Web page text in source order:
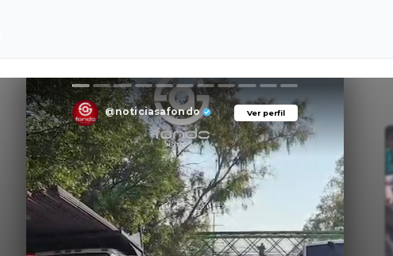
Ver perfil
@noticiasafondo Ver perfil